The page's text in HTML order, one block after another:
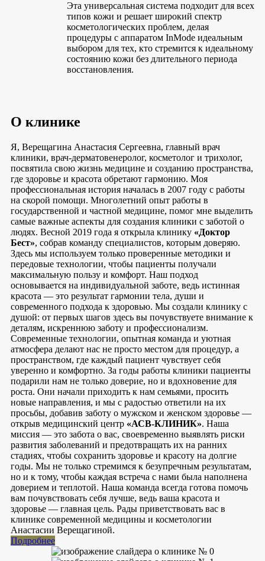
Эта универсальная система подходит для всех
типов кожи и решает широкий спектр
косметологических проблем, делая
процедуры с аппаратом InMode идеальным
выбором для тех, кто стремится к идеальному
состоянию кожи без длительного периода
восстановления.
О клинике
Я, Верещагина Анастасия Сергеевна, главный врач
клиники, врач-дерматовенеролог, косметолог и трихолог,
посвятила свою жизнь медицине и созданию пространства,
где здоровье и красота обретают гармонию. Моя
профессиональная история началась в 2007 году с работы
на скорой помощи. Многолетний опыт работы в
государственной и частной медицине, помог мне выделить
самые важные аспекты для создания клиники с заботой о
людях. Весной 2019 года я открыла клинику «Доктор
Бест», собрав команду специалистов, которым доверяю.
Здесь мы используем только проверенные методики и
передовые технологии, чтобы пациенты получали
максимальную пользу и комфорт. Наш подход
основывается на индивидуальной заботе, ведь истинная
красота — это результат гармонии тела, души и
современного подхода к здоровью. Мы создали клинику с
душой: от первых шагов здесь вы почувствуете внимание к
деталям, искреннюю заботу и профессионализм.
Современные технологии, опытная команда и уютная
атмосфера делают нас не просто местом для процедур, а
пространством, где каждый пациент чувствует себя
уверенно и комфортно. За годы работы клиники пациенты
подарили нам не только доверие, но и вдохновение для
роста. Они начали приходить к нам семьями, просить
новые направления, и мы с радостью ответили на их
просьбы, добавив заботу о мужском и женском здоровье —
открыв медицинский центр «АСВ-КЛИНИК». Наша
миссия — это забота о вас, своевременно выявлять риски
развития заболеваний и предотвращать их на ранних
стадиях, чтобы сохранить здоровье и красоту на долгие
годы. Мы не только стремимся к безупречным результатам,
но и к тому, чтобы каждая встреча с нами была наполнена
доверием и теплотой. Наша команда всегда готова помочь
вам почувствовать себя лучше, ведь ваша красота и
здоровье — главная цель. Рады приветствовать вас в
клинике современной медицины и косметологии
Анастасии Верещагиной.
Подробнее